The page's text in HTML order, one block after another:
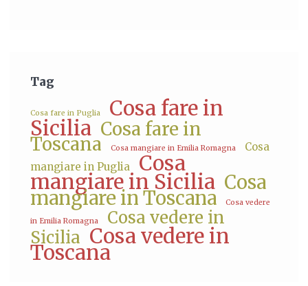
Tag
Cosa fare in Puglia Cosa fare in
Sicilia Cosa fare in
Toscana Cosa mangiare in Emilia Romagna
Cosa
mangiare in Puglia
Cosa
mangiare in Sicilia Cosa
mangiare in Toscana Cosa vedere
in Emilia Romagna
Cosa vedere in
Sicilia Cosa vedere in
Toscana